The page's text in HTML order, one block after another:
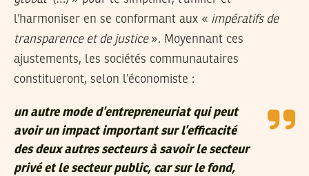
l’harmoniser en se conformant aux « impératifs de
transparence et de justice». Moyennant ces
ajustements, les sociétés communautaires
constitueront, selon l’économiste :
un autre mode d’entrepreneuriat qui peut
avoir un impact important sur l’efficacité
des deux autres secteurs à savoir le secteur
privé et le secteur public, car sur le fond,